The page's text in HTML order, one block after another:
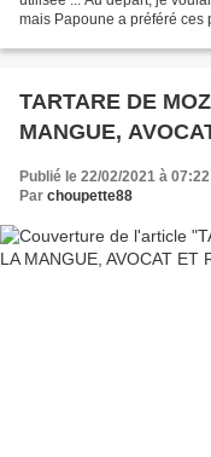
mais Papoune a préféré ces
TARTARE DE
MANGUE,
Publié le 22/02/2021 à 07:22
Par choupette88